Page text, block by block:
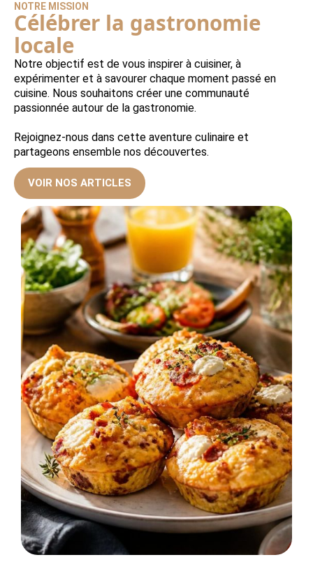
NOTRE MISSION
Célébrer la gastronomie
locale
Notre objectif est de vous inspirer à cuisiner, à
expérimenter et à savourer chaque moment passé en
cuisine. Nous souhaitons créer une communauté
passionnée autour de la gastronomie.
Rejoignez-nous dans cette aventure culinaire et
partageons ensemble nos découvertes.
VOIR NOS ARTICLES